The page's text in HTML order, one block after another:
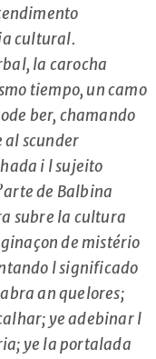
cultural.
la carocha
tiempo, un camo
ber, chamando
al scunder
i l sujeito
de Balbina
subre la cultura
de mistério
l significado
an quelores;
ye adebinar l
ye la portalada